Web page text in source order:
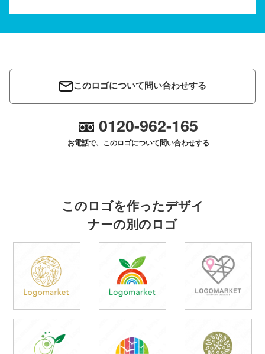
このロゴについて問い合わせする
0120-962-165
お電話で、このロゴについて問い合わせする
このロゴを作ったデザイ
ナーの別のロゴ